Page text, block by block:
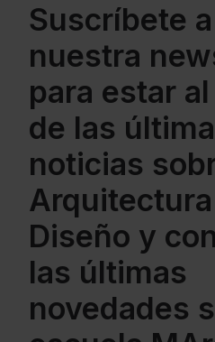
Suscríbete a
nuestra
para estar
de las
noticias
Diseño y
las últimas
novedades